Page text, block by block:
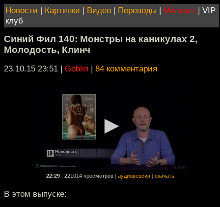
Новости | Картинки | Видео | Переводы | Магазин | VIP
клуб
Синий Фил 140: Монстры на каникулах 2,
Молодость, Клинч
23.10.15 23:51 | Goblin | 84 комментария
22:29 221014 просмотров аудиоверсия скачать
В этом выпуске: